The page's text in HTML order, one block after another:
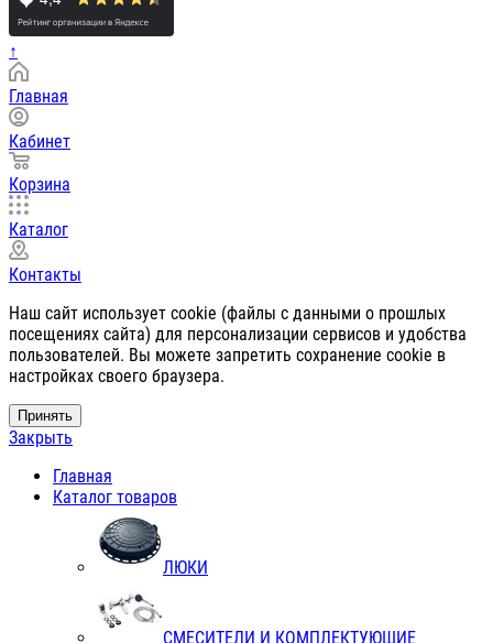
↑
Главная
Кабинет
Корзина
Каталог
Контакты
Наш сайт использует cookie (файлы с данными о прошлых
посещениях сайта) для персонализации сервисов и удобства
пользователей. Вы можете запретить сохранение cookie в
настройках своего браузера.
Принять
Закрыть
Главная
Каталог товаров
ЛЮКИ
СМЕСИТЕЛИ И КОМПЛЕКТУЮЩИЕ